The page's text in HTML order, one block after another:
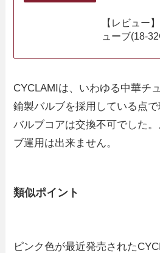
【レビュー
ューブ(18-
CYCLAMIは、いわゆる中華チ
鍮製バルブを採用している点で
バルブコアは交換不可でした
ブ運用は出来ません。
類似ポイント
ピンク色が最近発売された